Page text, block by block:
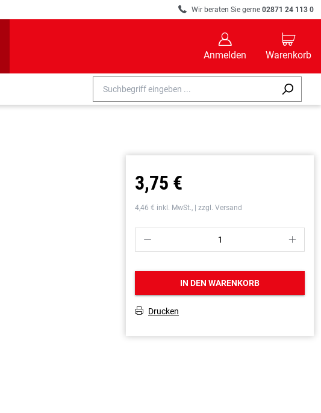
R Wir beraten Sie gerne 02871 24 113 0
B
Anmelden
C
Warenkorb
3,75 €
4,46 € inkl. MwSt., | zzgl. Versand
P S
IN DEN WARENKORB
T Drucken